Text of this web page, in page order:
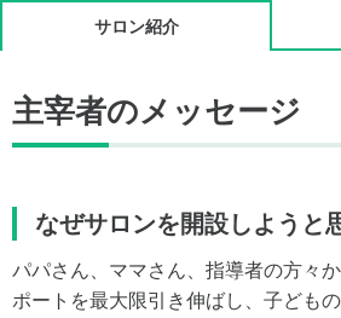
サロン紹介
主宰者のメッセージ
なぜサロンを開設しようと
パパさん、ママさん、指導者の方々
ポートを最大限引き伸ばし、子ども